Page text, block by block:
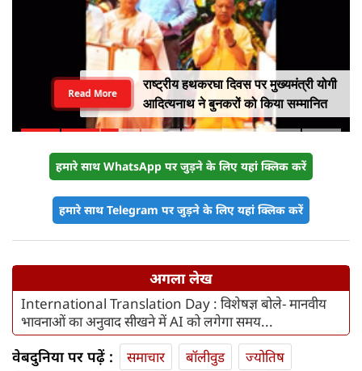
राष्ट्रीय हथकरघा दिवस पर मुख्यमंत्री योगी
आदित्यनाथ ने बुनकरों को किया सम्मानित
Read More
हमारे साथ WhatsApp पर जुड़ने के लिए यहां क्लिक करें
हमारे साथ Telegram पर जुड़ने के लिए यहां क्लिक करें
अगला लेख
International Translation Day : विशेषज्ञ बोले- मानवीय
भावनाओं का अनुवाद सीखने में AI को लगेगा समय...
वेबदुनिया पर पढ़ें : समाचार बॉलीवुड
ज्योतिष